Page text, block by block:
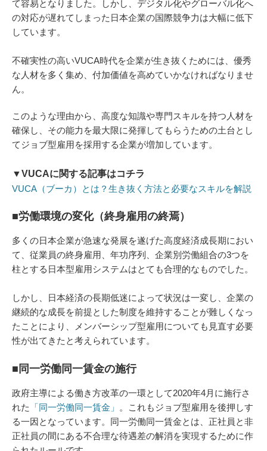
て容易となりました。しかし、デジタル化やグローバル化へ
の対応が遅れてしまった日本企業の国際競争力は大幅に低下
しています。
不確実性の高いVUCA時代を企業が生き抜くためには、優秀
な人材を多く集め、付加価値を高めていかなければなりませ
ん。
このような理由から、高度な知識や専門スキルを持つ人材を
確保し、その能力を最大限に発揮してもらうための土台とし
てジョブ型雇用を採用する企業が増加しています。
▼VUCAに関する記事はコチラ
VUCA（ブーカ）とは？生き抜く方法と必要なスキルを解説
■労働環境の変化（終身雇用の終焉）
多くの日本企業が急速な発展を遂げた高度経済成長期におい
て、従業員の終身雇用、年功序列、企業別労働組合の3つを
柱とする日本型雇用システムはとても合理的なものでした。
しかし、日本経済の長期低迷によって状況は一変し、企業の
継続的な成長を前提とした制度を維持することが難しくなっ
たことにより、メンバーシップ型雇用についても見直す必要
性が出てきたと考えられています。
■同一労働同一賃金の施行
政府主導による働き方改革の一環として2020年4月に施行さ
れた
「同一労働同一賃金」
。これもジョブ型雇用を後押しす
る一因となっています。同一労働同一賃金とは、正社員と非
正社員の間にある不合理な待遇差の解消を実現するために作